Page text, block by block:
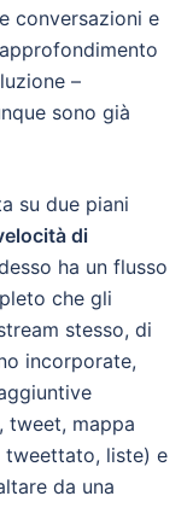
conversazioni e
–
sono già
su due piani
di
ha un flusso
che gli
stesso, di
incorporate,
tweet, mappa
tweettato, liste) e
da una